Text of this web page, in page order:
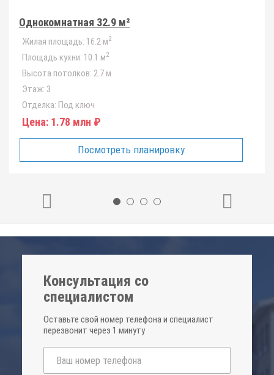
Однокомнатная 32.9 м²
Жилая площадь: 16.2 м2
Площадь кухни: 10.1 м2
Высота потолков: 2.7 м
Этаж: 3
Отделка: Под ключ
Цена: 1.78 млн ₽
Посмотреть планировку
Консультация со
специалистом
Оставьте свой номер телефона и специалист
перезвонит через 1 минуту